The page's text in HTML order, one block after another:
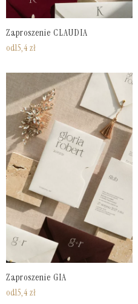
Zaproszenie CLAUDIA
od15,4 zł
Zaproszenie GIA
od15,4 zł